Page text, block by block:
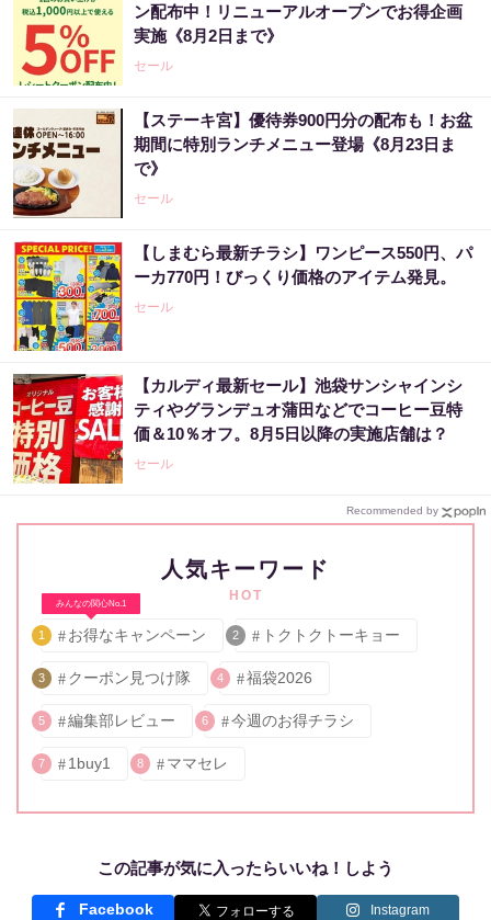
ン配布中！リニューアルオープンでお得企画
実施《8月2日まで》
セール
【ステーキ宮】優待券900円分の配布も！お盆
期間に特別ランチメニュー登場《8月23日ま
で》
セール
【しまむら最新チラシ】ワンピース550円、パ
ーカ770円！びっくり価格のアイテム発見。
セール
【カルディ最新セール】池袋サンシャインシ
ティやグランデュオ蒲田などでコーヒー豆特
価＆10％オフ。8月5日以降の実施店舗は？
セール
Recommended by
人気キーワード
HOT
みんなの関心No.1
1 お得なキャンペーン 2 トクトクトーキョー
3 クーポン見つけ隊 4 福袋2026
5 編集部レビュー 6 今週のお得チラシ
7 1buy1 8 ママセレ
この記事が気に入ったらいいね！しよう
Facebook Instagram